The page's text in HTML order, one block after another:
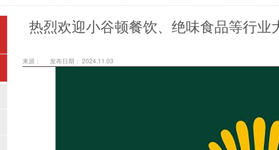
热烈欢迎小谷顿餐饮、绝味食品等行业
来源： 发布日期： 2024.11.03